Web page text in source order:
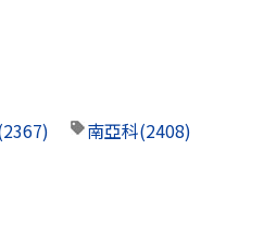
南亞科(2408)